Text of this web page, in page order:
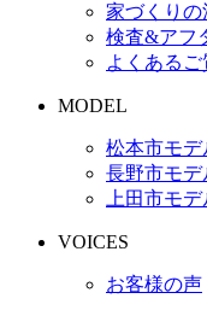
家づくりの
検査&アフ
よくあるご
MODEL
松本市モデ
長野市モデ
上田市モ
VOICES
お客様の声